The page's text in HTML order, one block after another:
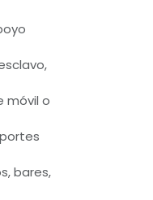
móvil o
bares,